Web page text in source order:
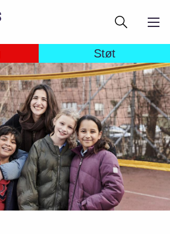
Søg
Støt